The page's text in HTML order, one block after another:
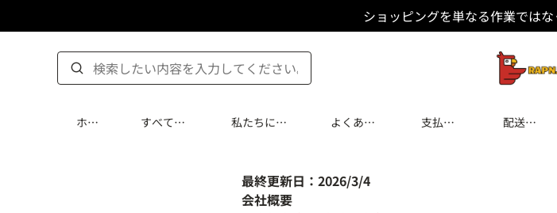
ショッピングを単なる作業ではな
ホー
すべての
私たちにつ
よくある
支払い
配送と
最終更新日：2026/3/4
会社概要